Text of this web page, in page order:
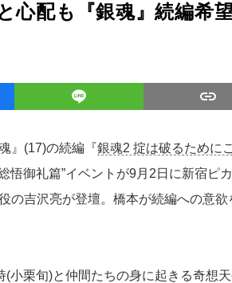
心配も『銀魂』続編希望
』(17)の続編『銀魂2 掟は破るために
悟御礼篇”イベントが9月2日に新宿ピ
の吉沢亮が登壇。橋本が続編への意欲
(小栗旬)と仲間たちの身に起きる奇想